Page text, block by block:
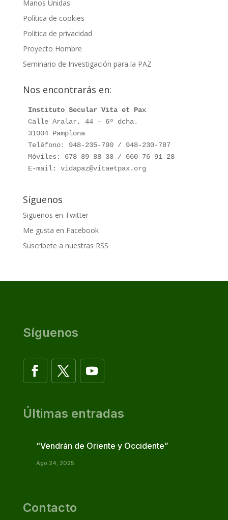
Manos Unidas
Política de cookies
Política de privacidad
Proyecto Hombre
Seminario de Investigación para la PAZ
Nos encontrarás en:
Instituto Secular Vita et Pax
Calle Aralar, 44 – 6º dcha.
31004 Pamplona
Teléfono: 948-235-790 / 948-230-787
Móviles: 678 89 88 38 / 660 76 91 28
E-mail: vidapaz@vitaetpax.org
Síguenos
Siguenos en Twitter
Me gusta en Facebook
Suscribete a nuestras RSS
Síguenos
Últimas entradas
“Vendrán de Oriente y Occidente”
Ago 24, 2025
Contacto